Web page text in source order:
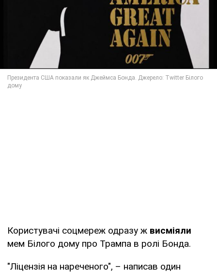
Користувачі соцмереж одразу ж висміяли
мем Білого дому про Трампа в ролі Бонда.
"Ліцензія на нареченого", – написав один